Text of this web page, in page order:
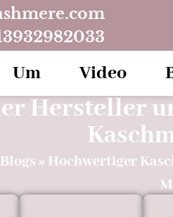
Um Video
Hersteller
Blogs » Hochwertiger